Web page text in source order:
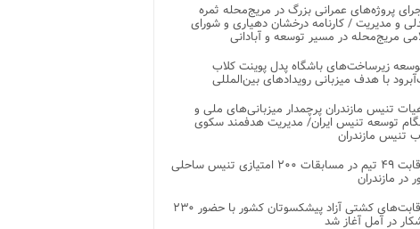
پروژه‌های عمرانی بزرگ در مریج‌محله ثمره
و مدیریت / کارنامه درخشان دهیاری و شورای
مریج‌محله در مسیر توسعه و آبادانی
زیرساخت‌های باشگاه پدل پوینت کلاب
با هدف میزبانی رویدادهای بین‌المللی
تنیس مازندران پرچمدار میزبانی‌های ملی و
توسعه تنیس ایران/ مدیریت هدفمند سکوی
تنیس مازندران
رقابت ۴۹ تیم در مسابقات ۲۰۰ امتیازی تنیس ساحلی
در مازندران
رقابت‌های کشتی آزاد پیشکسوتان کشور با حضور ۲۳۰
در آمل آغاز شد